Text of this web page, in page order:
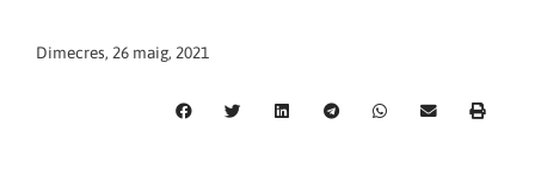
Dimecres, 26 maig, 2021